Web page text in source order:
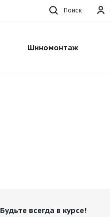
Поиск
Шиномонтаж
Будьте всегда в курсе!